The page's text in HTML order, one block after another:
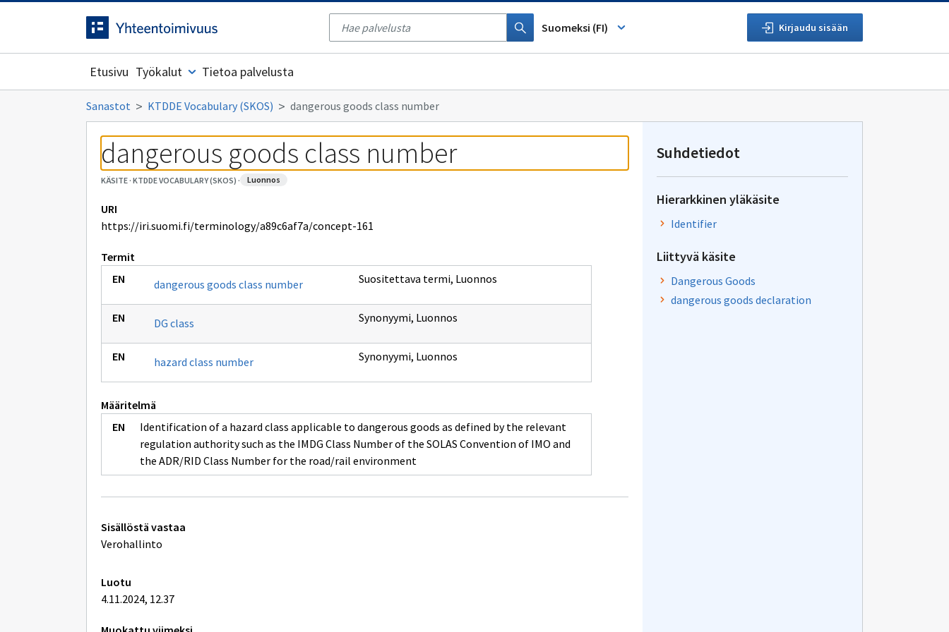
Siirrytty
Tyhjennä
haku
Suomeksi (FI) Kirjaudu sisään
Etusivu Työkalut Tietoa palvelusta
Sanastot KTDDE Vocabulary (SKOS) dangerous goods class number
dangerous goods class number
KÄSITE· KTDDE VOCABULARY (SKOS) · luonnos
URI
https://iri.suomi.fi/terminology/a89c6af7a/concept-161
Termit
dangerous goods class number
Suositettava termi, Luonnos
DG class Synonyymi, Luonnos
hazard class number Synonyymi, Luonnos
Määritelmä
Identification of a hazard class applicable to dangerous goods as defined by the relevant
regulation authority such as the IMDG Class Number of the SOLAS Convention of IMO and
the ADR/RID Class Number for the road/rail environment
Tekniset
lisätiedot
Sisällöstä vastaa
Verohallinto
Luotu
4.11.2024, 12.37
Suhdetiedot
Hierarkkinen yläkäsite
Identifier
Liittyvä käsite
Dangerous Goods
dangerous goods declaration